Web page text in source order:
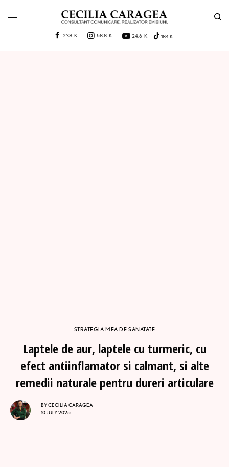
238 K 58.8 K 24.6 K 184 K
STRATEGIA MEA DE SANATATE
Laptele de aur, laptele cu turmeric, cu
efect antiinflamator si calmant, si alte
remedii naturale pentru dureri articulare
BYCECILIA CARAGEA
10 JULY 2025